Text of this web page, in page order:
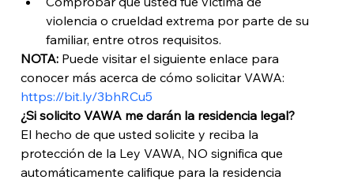
violencia o crueldad extrema por parte de su
familiar, entre otros requisitos.
NOTA: Puede visitar el siguiente enlace para
conocer más acerca de cómo solicitar VAWA:
https://bit.ly/3bhRCu5
¿Si solicito VAWA me darán la residencia legal?
El hecho de que usted solicite y reciba la
protección de la Ley VAWA, NO significa que
automáticamente califique para la residencia